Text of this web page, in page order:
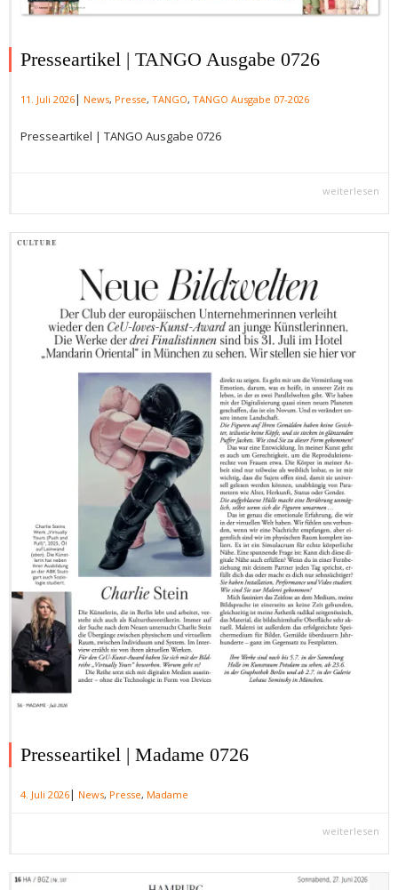
Presseartikel | TANGO Ausgabe 0726
11. Juli 2026| News, Presse, TANGO, TANGO Ausgabe 07-2026
Presseartikel | TANGO Ausgabe 0726
weiterlesen
Presseartikel | Madame 0726
4. Juli 2026| News, Presse, Madame
weiterlesen